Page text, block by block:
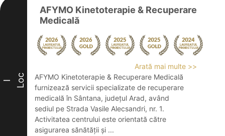
I Loc
AFYMO Kinetoterapie & Recuperare
Medicală
Arată mai multe >>
AFYMO Kinetoterapie & Recuperare Medicală
furnizează servicii specializate de recuperare
medicală în Sântana, județul Arad, având
sediul pe Strada Vasile Alecsandri, nr. 1.
Activitatea centrului este orientată către
asigurarea sănătății și ...